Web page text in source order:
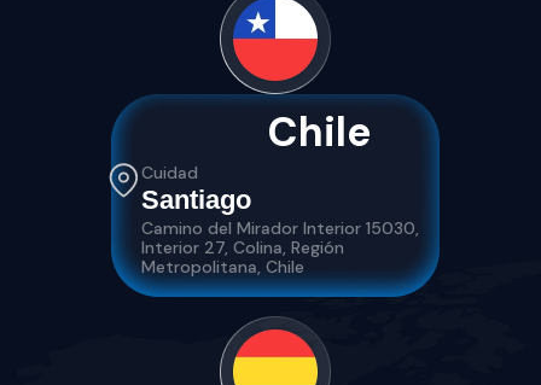
Chile
Cuidad
Santiago
Camino del Mirador Interior 15030,
Interior 27, Colina, Región
Metropolitana, Chile